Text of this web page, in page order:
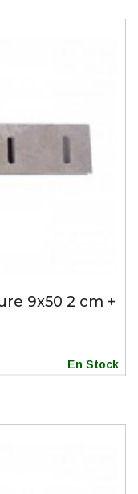
9x50 2 cm +
En Stock